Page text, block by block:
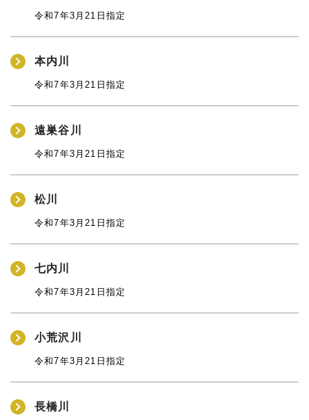
令和7年3月21日指定
本内川
令和7年3月21日指定
遠巣谷川
令和7年3月21日指定
松川
令和7年3月21日指定
七内川
令和7年3月21日指定
小荒沢川
令和7年3月21日指定
長橋川